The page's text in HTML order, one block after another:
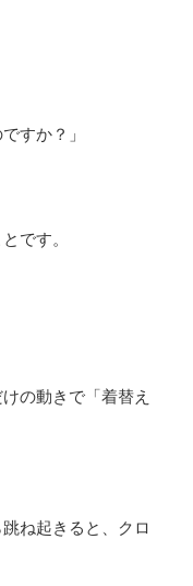
すか？」
です。
の動きで「着替え
ね起きると、クロ